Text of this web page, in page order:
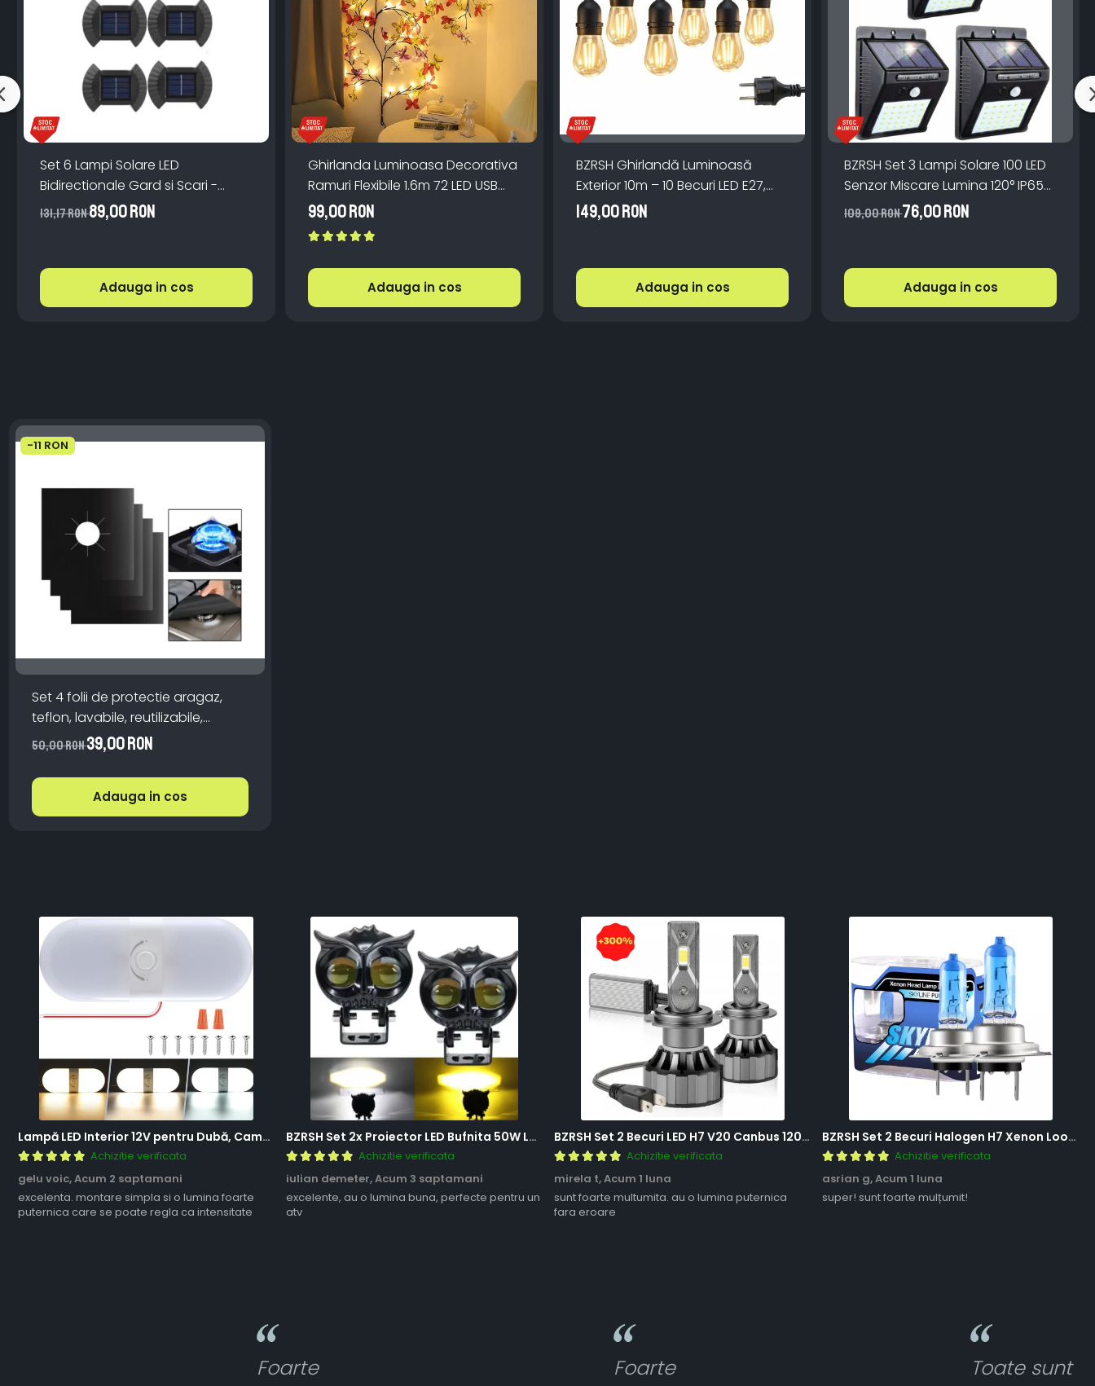
Set 6 Lampi Solare LED
Bidirectionale Gard si Scari -
200mAh, IP65, Alb Cald, Senzor
131,17 RON89,00 RON
Adauga in cos
Ghirlanda Luminoasa Decorativa
Ramuri Flexibile 1.6m 72 LED USB
Telecomanda
99,00 RON
Adauga in cos
BZRSH Ghirlandă Luminoasă
Exterior 10m – 10 Becuri LED E27,
IP66, incarcare la priza, Lumină
Caldă pentru Grădină
149,00 RON
Adauga in cos
BZRSH Set 3 Lampi Solare 100 LED
Senzor Miscare Lumina 120° IP65
ABS Monocristalin
109,00 RON76,00 RON
Adauga in cos
-11 RON
Set 4 folii de protectie aragaz,
teflon, lavabile, reutilizabile,
Negru/Gri
50,00 RON39,00 RON
Adauga in cos
Lampă LED Interior 12V pentru Dubă, Camper și Rulotă - 180LED, 33 cm, 3 Temperaturii de Culoare, Intensitate Reglabilă, Iluminare Compartiment Marfă
Achizitie verificata
gelu voic,Acum 2 saptamani
excelenta. montare simpla si o lumina foarte
puternica care se poate regla ca intensitate
BZRSH Set 2x Proiector LED Bufnita 50W Lupa 2 Faze Alb-Galben 12-24V Moto ATV
Achizitie verificata
iulian demeter,Acum 3 saptamani
excelente, au o lumina buna, perfecte pentru un
atv
BZRSH Set 2 Becuri LED H7 V20 Canbus 120W 12000 Lumeni Alb Rece 6000K Fara Eroare
Achizitie verificata
mirela t,Acum 1 luna
sunt foarte multumita. au o lumina puternica
fara eroare
BZRSH Set 2 Becuri Halogen H7 Xenon Look 12V 55W 5000K Lumina Alba
Achizitie verificata
asrian g,Acum 1 luna
super! sunt foarte mulțumit!
Foarte
Foarte
Toate sunt